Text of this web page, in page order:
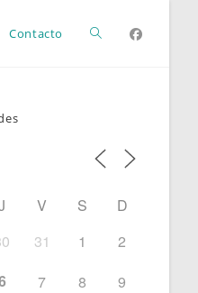
Contacto Alternar
de
V S
D
31 1
2
7 8
9